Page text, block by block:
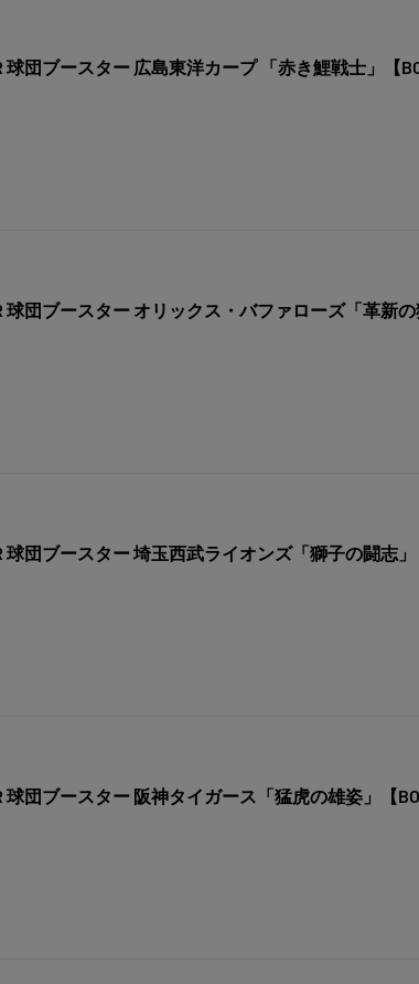
球団ブースター 広島東洋カープ 「赤き鯉戦士」【
球団ブースター オリックス・バファローズ「革新の
球団ブースター 埼玉西武ライオンズ「獅子の闘志」
球団ブースター 阪神タイガース「猛虎の雄姿」【